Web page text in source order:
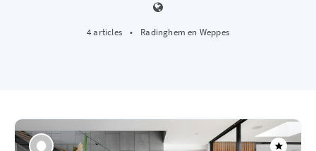
4 articles • Radinghem en Weppes